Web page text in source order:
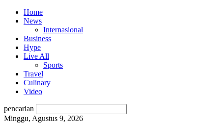
Home
News
Internasional
Business
Hype
Live All
Sports
Travel
Culinary
Video
pencarian
Minggu, Agustus 9, 2026